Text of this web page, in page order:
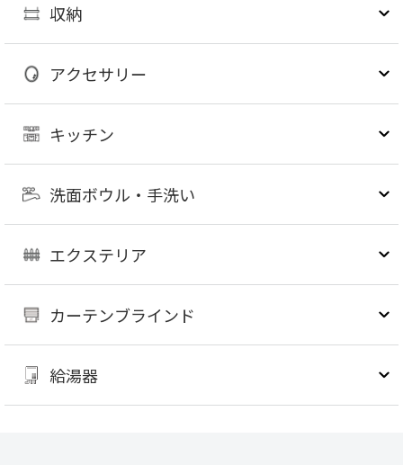
収納
アクセサリー
キッチン
洗面ボウル・手洗い
エクステリア
カーテンブラインド
給湯器